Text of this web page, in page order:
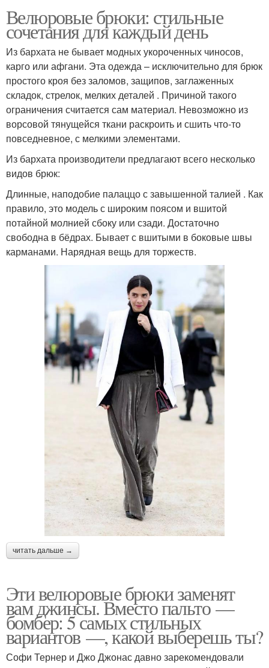
Велюровые брюки: стильные
сочетания для каждый день
Из бархата не бывает модных укороченных чиносов,
карго или афгани. Эта одежда – исключительно для брюк
простого кроя без заломов, защипов, заглаженных
складок, стрелок, мелких деталей . Причиной такого
ограничения считается сам материал. Невозможно из
ворсовой тянущейся ткани раскроить и сшить что-то
повседневное, с мелкими элементами.
Из бархата производители предлагают всего несколько
видов брюк:
Длинные, наподобие палаццо с завышенной талией . Как
правило, это модель с широким поясом и вшитой
потайной молнией сбоку или сзади. Достаточно
свободна в бёдрах. Бывает с вшитыми в боковые швы
карманами. Нарядная вещь для торжеств.
читать дальше →
Эти велюровые брюки заменят
вам джинсы. Вместо пальто —
бомбер: 5 самых стильных
вариантов —, какой выберешь ты?
Софи Тернер и Джо Джонас давно зарекомендовали